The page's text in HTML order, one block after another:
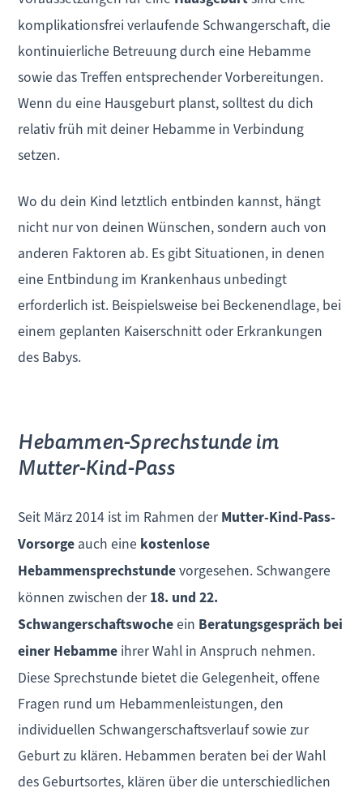
komplikationsfrei verlaufende Schwangerschaft, die
kontinuierliche Betreuung durch eine Hebamme
sowie das Treffen entsprechender Vorbereitungen.
Wenn du eine Hausgeburt planst, solltest du dich
relativ früh mit deiner Hebamme in Verbindung
setzen.
Wo du dein Kind letztlich entbinden kannst, hängt
nicht nur von deinen Wünschen, sondern auch von
anderen Faktoren ab. Es gibt Situationen, in denen
eine Entbindung im Krankenhaus unbedingt
erforderlich ist. Beispielsweise bei Beckenendlage, bei
einem geplanten Kaiserschnitt oder Erkrankungen
des Babys.
Hebammen-Sprechstunde im
Mutter-Kind-Pass
Seit März 2014 ist im Rahmen der Mutter-Kind-Pass-
Vorsorge auch eine kostenlose
Hebammensprechstundevorgesehen. Schwangere
können zwischen der 18. und 22.
Schwangerschaftswocheein Beratungsgespräch bei
einer Hebamme ihrer Wahl in Anspruch nehmen.
Diese Sprechstunde bietet die Gelegenheit, offene
Fragen rund um Hebammenleistungen, den
individuellen Schwangerschaftsverlauf sowie zur
Geburt zu klären. Hebammen beraten bei der Wahl
des Geburtsortes, klären über die unterschiedlichen